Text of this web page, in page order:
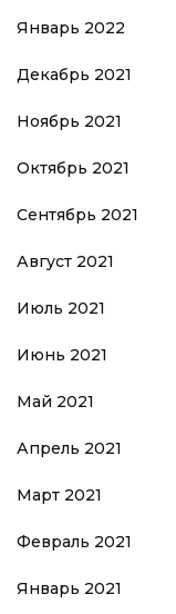
Январь 2022
Декабрь 2021
Ноябрь 2021
Октябрь 2021
Сентябрь 2021
Август 2021
Июль 2021
Июнь 2021
Май 2021
Апрель 2021
Март 2021
Февраль 2021
Январь 2021